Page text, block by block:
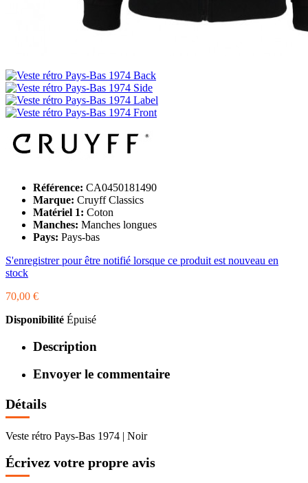
Référence: CA0450181490
Marque: Cruyff Classics
Matériel 1: Coton
Manches: Manches longues
Pays: Pays-bas
S'enregistrer pour être notifié lorsque ce produit est nouveau en
stock
70,00 €
Disponibilité Épuisé
Description
Envoyer le commentaire
Détails
Veste rétro Pays-Bas 1974 | Noir
Écrivez votre propre avis